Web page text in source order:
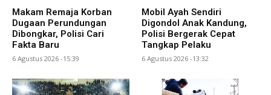
Makam Remaja Korban
Dugaan Perundungan
Dibongkar, Polisi Cari
Fakta Baru
6 Agustus 2026 -15:39
Mobil Ayah Sendiri
Digondol Anak Kandung,
Polisi Bergerak Cepat
Tangkap Pelaku
6 Agustus 2026 -13:32